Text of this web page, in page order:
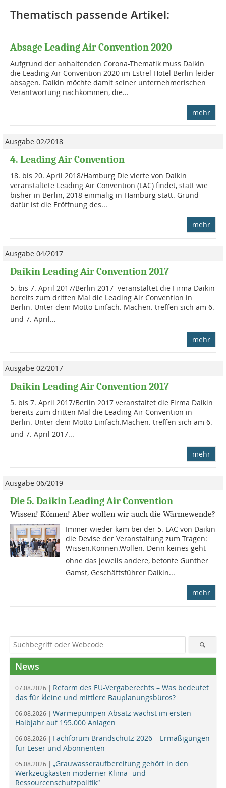
Thematisch passende Artikel:
Absage Leading Air Convention 2020
Aufgrund der anhaltenden Corona-Thematik muss Daikin
die Leading Air Convention 2020 im Estrel Hotel Berlin leider
absagen. Daikin möchte damit seiner unternehmerischen
Verantwortung nachkommen, die...
mehr
Ausgabe 02/2018
4. Leading Air Convention
18. bis 20. April 2018/Hamburg Die vierte von Daikin
veranstaltete Leading Air Convention (LAC) findet, statt wie
bisher in Berlin, 2018 einmalig in Hamburg statt. Grund
dafür ist die Eröffnung des...
mehr
Ausgabe 04/2017
Daikin Leading Air Convention 2017
5. bis 7. April 2017/Berlin 2017 veranstaltet die Firma Daikin
bereits zum dritten Mal die Leading Air Convention in
Berlin. Unter dem Motto Einfach. Machen. treffen sich am 6.
und 7. April...
mehr
Ausgabe 02/2017
Daikin Leading Air Convention 2017
5. bis 7. April 2017/Berlin 2017 veranstaltet die Firma Daikin
bereits zum dritten Mal die Leading Air Convention in
Berlin. Unter dem Motto Einfach.Machen. treffen sich am 6.
und 7. April 2017...
mehr
Ausgabe 06/2019
Die 5. Daikin Leading Air Convention
Wissen! Können! Aber wollen wir auch die Wärmewende?
Immer wieder kam bei der 5. LAC von Daikin
die Devise der Veranstaltung zum Tragen:
Wissen.Können.Wollen. Denn keines geht
ohne das jeweils andere, betonte Gunther
Gamst, Geschäftsführer Daikin...
mehr
News
07.08.2026 | Reform des EU-Vergaberechts – Was bedeutet
das für kleine und mittlere Bauplanungsbüros?
06.08.2026 | Wärmepumpen-Absatz wächst im ersten
Halbjahr auf 195.000 Anlagen
06.08.2026 | Fachforum Brandschutz 2026 – Ermäßigungen
für Leser und Abonnenten
05.08.2026 | „Grauwasseraufbereitung gehört in den
Werkzeugkasten moderner Klima- und
Ressourcenschutzpolitik“